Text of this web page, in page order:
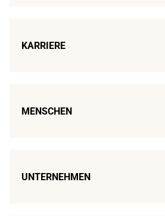
KARRIERE
MENSCHEN
UNTERNEHMEN